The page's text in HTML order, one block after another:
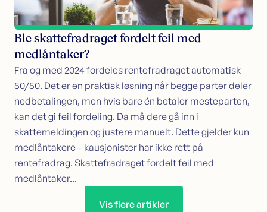
Ble skattefradraget fordelt feil med
medlåntaker?
Fra og med 2024 fordeles rentefradraget automatisk
50/50. Det er en praktisk løsning når begge parter deler
nedbetalingen, men hvis bare én betaler mesteparten,
kan det gi feil fordeling. Da må dere gå inn i
skattemeldingen og justere manuelt. Dette gjelder kun
medlåntakere – kausjonister har ikke rett på
rentefradrag. Skattefradraget fordelt feil med
medlåntaker...
Vis flere artikler